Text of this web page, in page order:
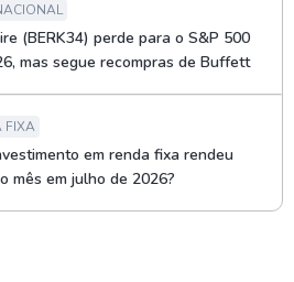
(BERK34) perde para o S&P 500
mas segue recompras de Buffett
FIXA
em renda fixa rendeu
mês em julho de 2026?